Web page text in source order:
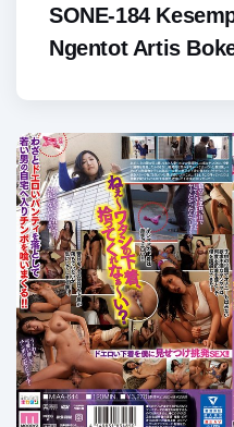
SONE-184
Ngentot Artis